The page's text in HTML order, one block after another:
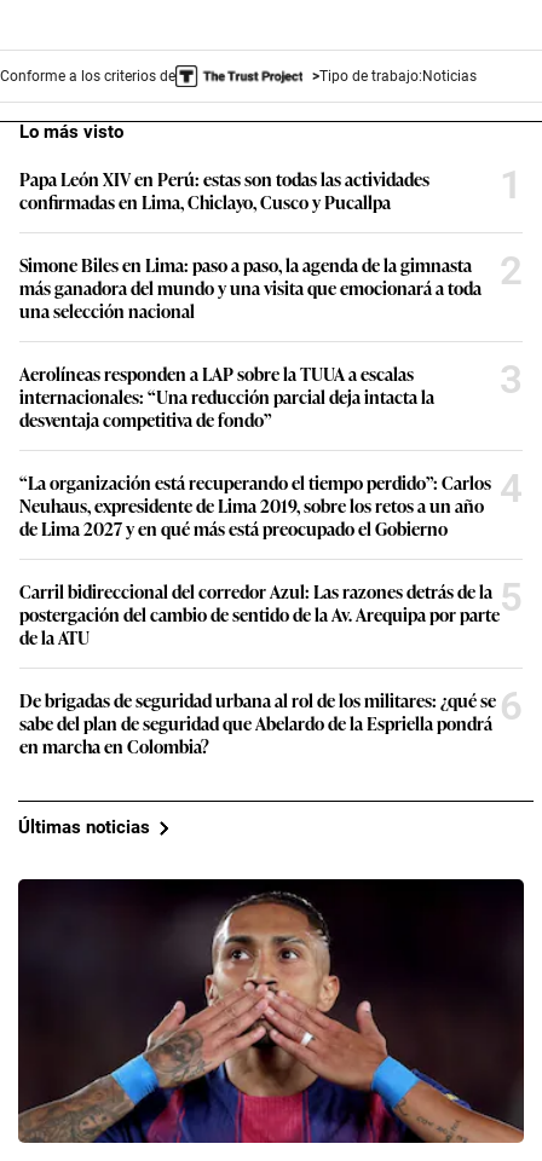
Conforme a los criterios de Tipo de trabajo:Noticias
Lo más visto
Papa León XIV en Perú: estas son todas las actividades
confirmadas en Lima, Chiclayo, Cusco y Pucallpa
1
Simone Biles en Lima: paso a paso, la agenda de la gimnasta
más ganadora del mundo y una visita que emocionará a toda
una selección nacional
2
Aerolíneas responden a LAP sobre la TUUA a escalas
internacionales: “Una reducción parcial deja intacta la
desventaja competitiva de fondo”
3
“La organización está recuperando el tiempo perdido”: Carlos
Neuhaus, expresidente de Lima 2019, sobre los retos a un año
de Lima 2027 y en qué más está preocupado el Gobierno
4
Carril bidireccional del corredor Azul: Las razones detrás de la
postergación del cambio de sentido de la Av. Arequipa por parte
de la ATU
5
De brigadas de seguridad urbana al rol de los militares: ¿qué se
sabe del plan de seguridad que Abelardo de la Espriella pondrá
en marcha en Colombia?
6
Últimas noticias